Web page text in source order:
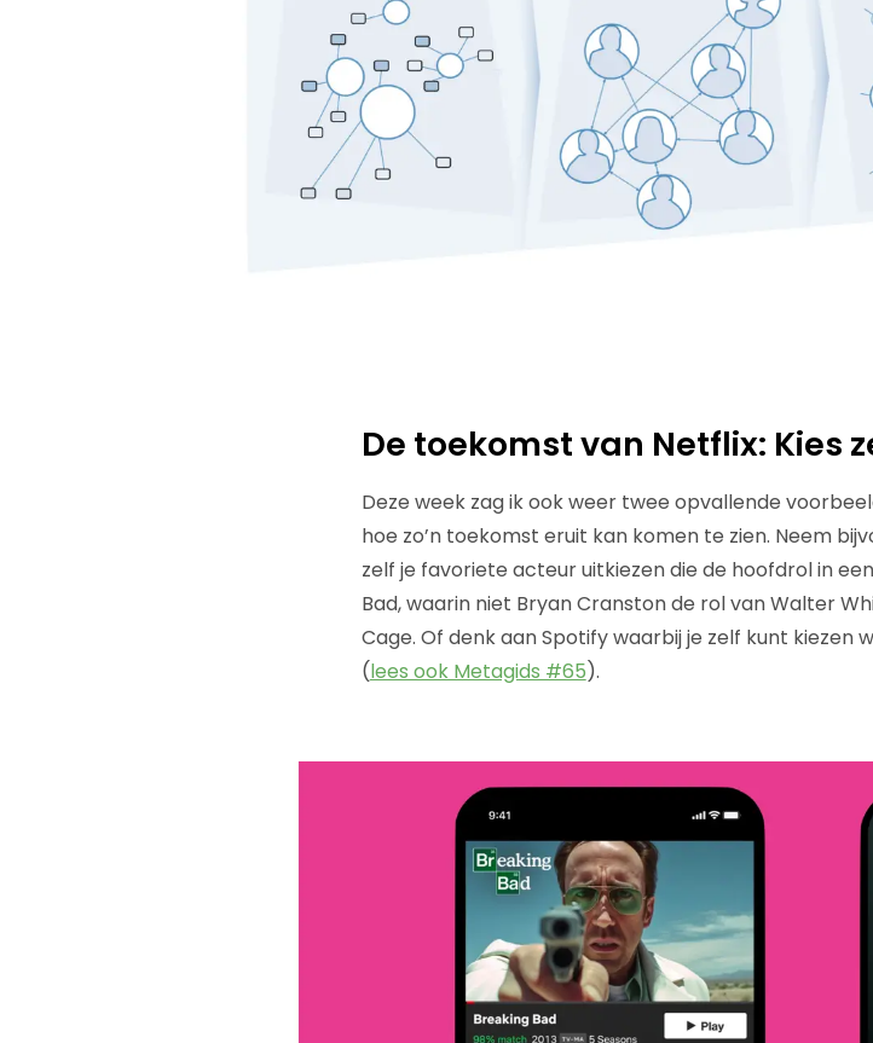
De toekomst van Netflix: Kies
Deze week zag ik ook weer twee opvallende
hoe zo’n toekomst eruit kan komen te zien. Neem
zelf je favoriete acteur uitkiezen die de hoofdrol in
Bad, waarin niet Bryan Cranston de rol van Walter
Cage. Of denk aan Spotify waarbij je zelf kunt kiezen
(lees ook Metagids #65).